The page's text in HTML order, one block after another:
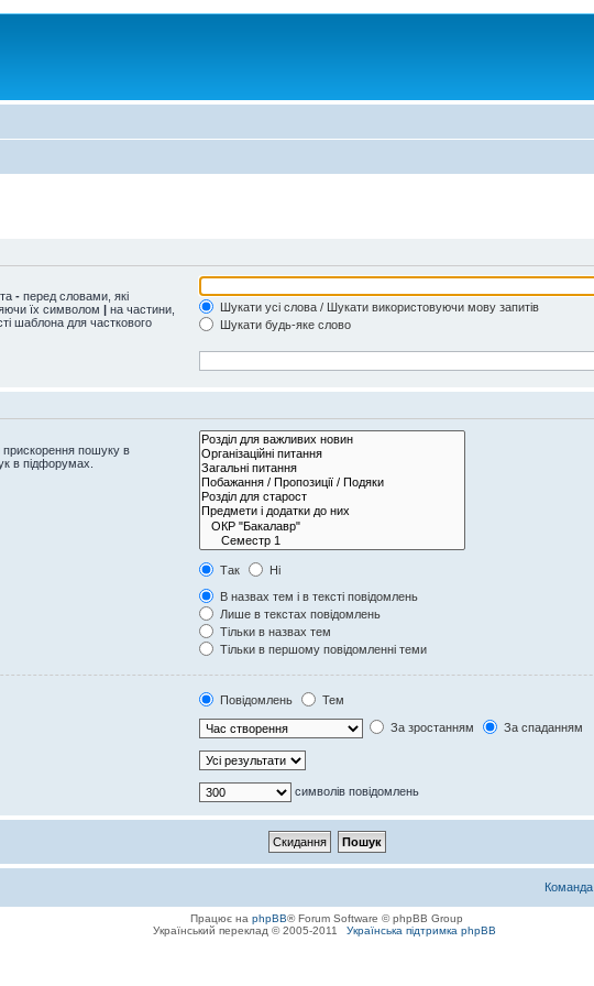
- перед словами, які
їх символом | на частини,
шаблона для часткового
Шукати усі слова / Шукати використовуючи мову запитів
Шукати будь-яке слово
пошуку в
в підфорумах.
Так
Ні
В назвах тем і в тексті повідомлень
Лише в текстах повідомлень
Тільки в назвах тем
Тільки в першому повідомленні теми
Повідомлень
Тем
За зростанням За спаданням
символів повідомлень
Команда
Працює на phpBB® Forum Software © phpBB Group
Український переклад © 2005-2011
Українська підтримка phpBB